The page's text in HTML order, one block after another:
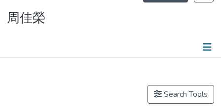
Theses
周佳榮
Search Tools